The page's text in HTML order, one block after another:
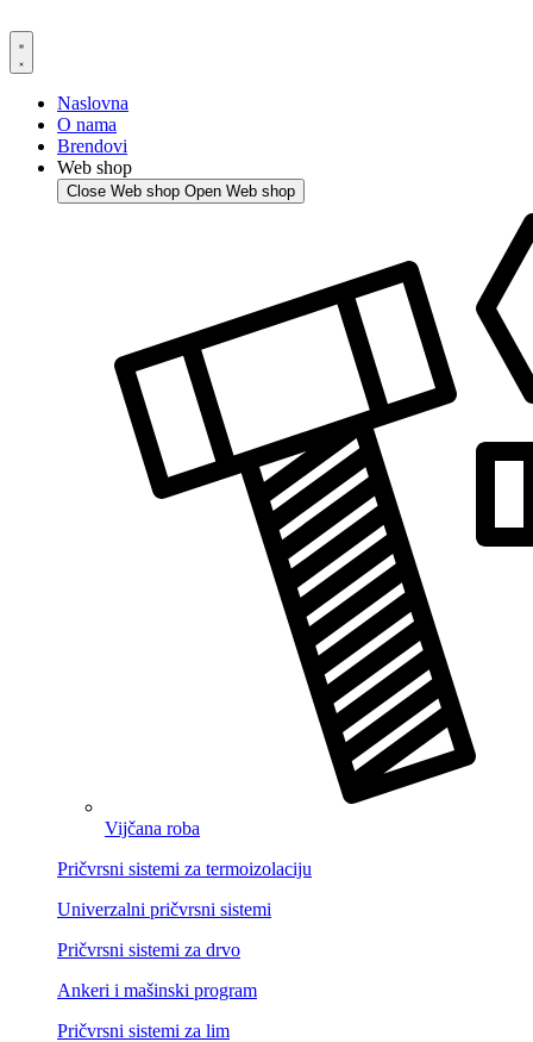
to
content
Naslovna
O nama
Brendovi
Web shop
Close Web shop Open Web shop
Vijčana roba
Pričvrsni sistemi za termoizolaciju
Univerzalni pričvrsni sistemi
Pričvrsni sistemi za drvo
Ankeri i mašinski program
Pričvrsni sistemi za lim